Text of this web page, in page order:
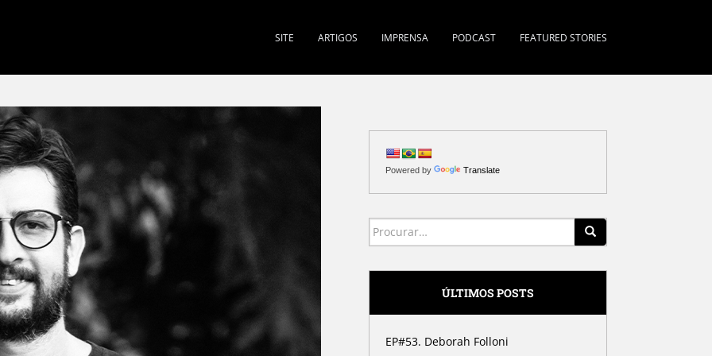
SITE ARTIGOS IMPRENSA PODCAST FEATURED STORIES
Powered by Translate
Search for:
ÚLTIMOS POSTS
EP#53. Deborah Folloni